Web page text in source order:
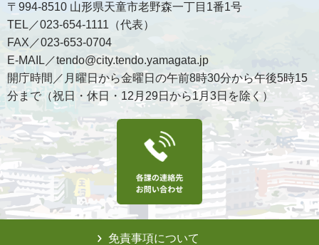
〒994-8510 山形県天童市老野森一丁目1番1号
TEL／023-654-1111（代表）
FAX／023-653-0704
E-MAIL／tendo@city.tendo.yamagata.jp
開庁時間／月曜日から金曜日の午前8時30分から午後5時15
分まで（祝日・休日・12月29日から1月3日を除く）
免責事項について